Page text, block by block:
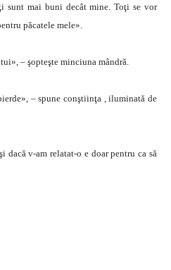
sunt mai buni decât mine. Toţi se vor
păcatele mele».
– şopteşte minciuna mândră.
– spune conştiinţa , iluminată de
dacă v-am relatat-o e doar pentru ca să